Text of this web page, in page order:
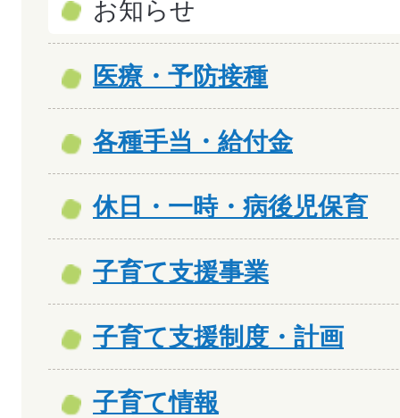
お知らせ
医療・予防接種
各種手当・給付金
休日・一時・病後児保育
子育て支援事業
子育て支援制度・計画
子育て情報